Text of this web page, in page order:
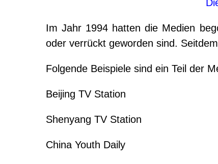
Im Jahr 1994 hatten die Medien
oder verrückt geworden sind.
Folgende Beispiele sind ein Teil der
Beijing TV Station
Shenyang TV Station
China Youth Daily